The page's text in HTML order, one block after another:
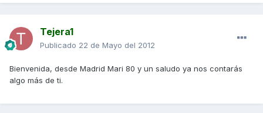
Tejera1
Publicado 22 de Mayo del 2012
Bienvenida, desde Madrid Mari 80 y un saludo ya nos contarás
algo más de ti.